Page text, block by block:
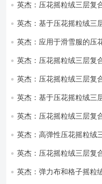
英杰：压花摇粒绒三层复
英杰：基于压花摇粒绒三
英杰：应用于滑雪服的压
英杰：压花摇粒绒三层复
英杰：压花摇粒绒三层复
英杰：基于压花摇粒绒三
英杰：压花摇粒绒三层复
英杰：高弹性压花摇粒绒
英杰：压花摇粒绒三层复
英杰：弹力布和格子摇粒